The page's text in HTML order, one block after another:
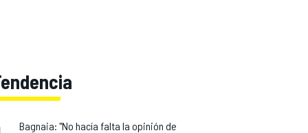
Bagnaia: "No hacía falta la opinión de